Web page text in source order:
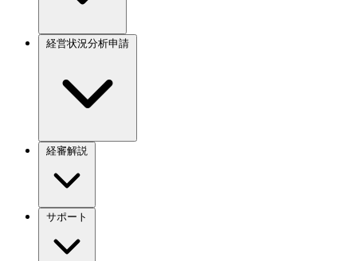
経営状況分析申請
経審解説
サポート